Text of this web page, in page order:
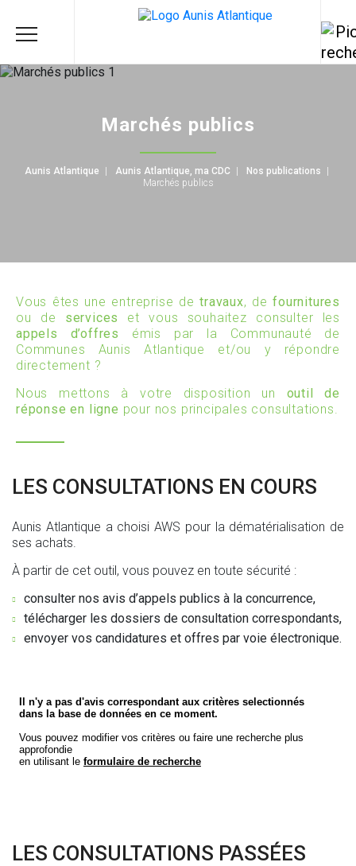
Marchés publics
Aunis Atlantique Aunis Atlantique, ma CDC Nos publications
Marchés publics
Vous êtes une entreprise detravaux, defournitures
ou de services
et vous souhaitez consulter les
appels d’offres
émis par la Communauté de
Communes Aunis Atlantique et/ou y répondre
directement ?
Nous mettons à votre disposition un outil de
réponse en ligne pour nos principales consultations.
LES CONSULTATIONS EN COURS
Aunis Atlantique a choisi AWS pour la dématérialisation de
ses achats.
À partir de cet outil, vous pouvez en toute sécurité :
consulter nos avis d’appels publics à la concurrence,
télécharger les dossiers de consultation correspondants,
envoyer vos candidatures et offres par voie électronique.
LES CONSULTATIONS PASSÉES